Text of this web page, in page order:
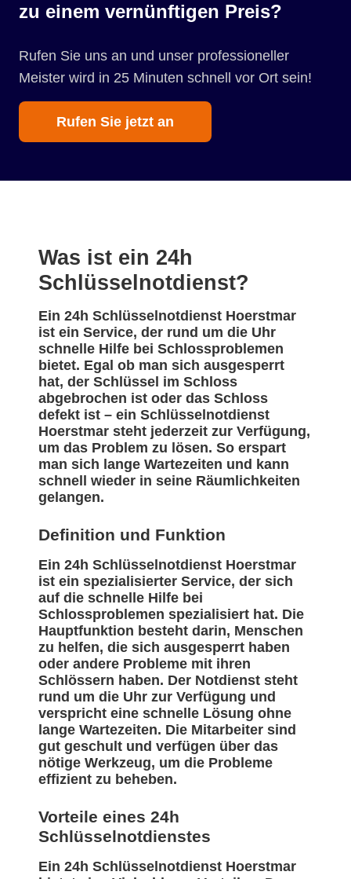
zu einem vernünftigen Preis?
Rufen Sie uns an und unser professioneller
Meister wird in 25 Minuten schnell vor Ort sein!
Rufen Sie jetzt an
Was ist ein 24h
Schlüsselnotdienst?
Ein 24h Schlüsselnotdienst Hoerstmar
ist ein Service, der rund um die Uhr
schnelle Hilfe bei Schlossproblemen
bietet. Egal ob man sich ausgesperrt
hat, der Schlüssel im Schloss
abgebrochen ist oder das Schloss
defekt ist – ein Schlüsselnotdienst
Hoerstmar steht jederzeit zur Verfügung,
um das Problem zu lösen. So erspart
man sich lange Wartezeiten und kann
schnell wieder in seine Räumlichkeiten
gelangen.
Definition und Funktion
Ein 24h Schlüsselnotdienst Hoerstmar
ist ein spezialisierter Service, der sich
auf die schnelle Hilfe bei
Schlossproblemen spezialisiert hat. Die
Hauptfunktion besteht darin, Menschen
zu helfen, die sich ausgesperrt haben
oder andere Probleme mit ihren
Schlössern haben. Der Notdienst steht
rund um die Uhr zur Verfügung und
verspricht eine schnelle Lösung ohne
lange Wartezeiten. Die Mitarbeiter sind
gut geschult und verfügen über das
nötige Werkzeug, um die Probleme
effizient zu beheben.
Vorteile eines 24h
Schlüsselnotdienstes
Ein 24h Schlüsselnotdienst Hoerstmar